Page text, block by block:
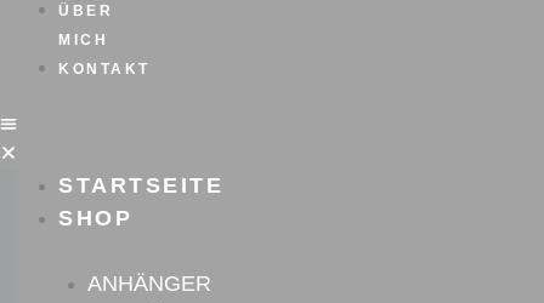
ÜBER
MICH
KONTAKT
STARTSEITE
SHOP
ANHÄNGER